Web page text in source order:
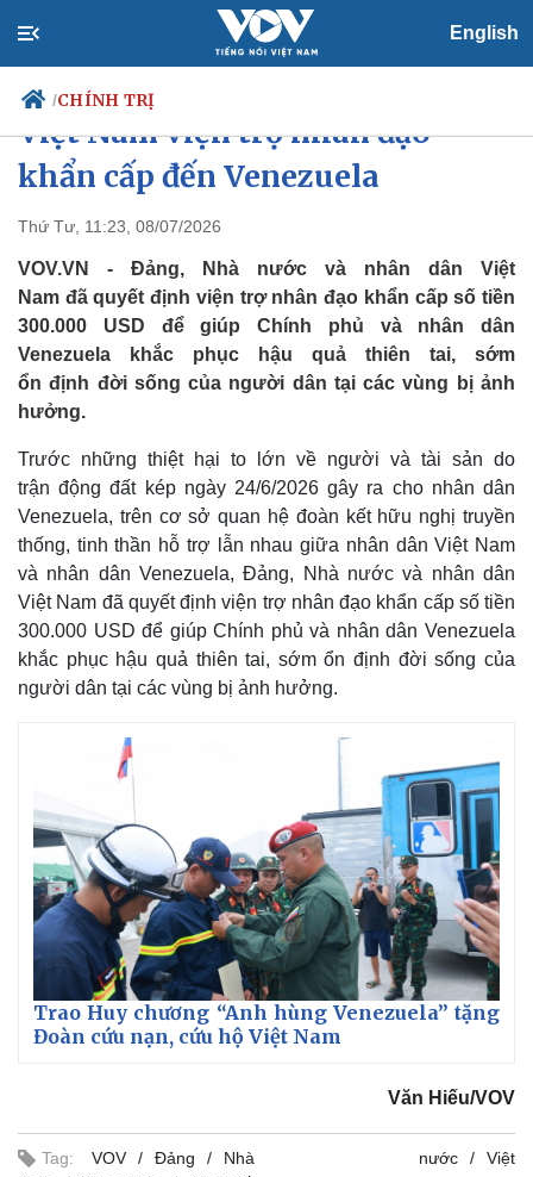
English
/CHÍNH TRỊ
Chính trị
Tổ chức nhân sự
Quốc hội
Nhận diện sự thật
Tin 24h
Dự báo thời tiết
Giáo dục
Dấu ấn VOV
Việc làm
Biển đảo
Đảng, Nhà nước và nhân dân
Việt Nam viện trợ nhân đạo
khẩn cấp đến Venezuela
Thứ Tư, 11:23, 08/07/2026
VOV.VN - Đảng, Nhà nước và nhân dân Việt
Nam đã quyết định viện trợ nhân đạo khẩn cấp số tiền
300.000 USD để giúp Chính phủ và nhân dân
Venezuela khắc phục hậu quả thiên tai, sớm
ổn định đời sống của người dân tại các vùng bị ảnh
hưởng.
Trước những thiệt hại to lớn về người và tài sản do
trận động đất kép ngày 24/6/2026 gây ra cho nhân dân
Venezuela, trên cơ sở quan hệ đoàn kết hữu nghị truyền
thống, tinh thần hỗ trợ lẫn nhau giữa nhân dân Việt Nam
và nhân dân Venezuela, Đảng, Nhà nước và nhân dân
Việt Nam đã quyết định viện trợ nhân đạo khẩn cấp số tiền
300.000 USD để giúp Chính phủ và nhân dân Venezuela
khắc phục hậu quả thiên tai, sớm ổn định đời sống của
người dân tại các vùng bị ảnh hưởng.
Trao Huy chương “Anh hùng Venezuela” tặng
Đoàn cứu nạn, cứu hộ Việt Nam
Văn Hiếu/VOV
Tag: VOV Đảng Nhà nước
Việt